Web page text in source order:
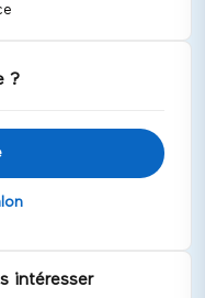
?
intéresser